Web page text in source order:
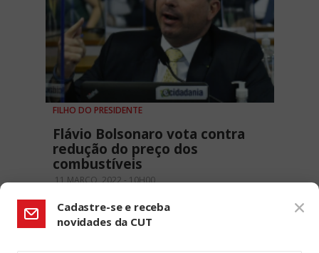
FILHO DO PRESIDENTE
Flávio Bolsonaro vota contra
redução do preço dos
combustíveis
11 MARÇO, 2022 - 10H00
Cadastre-se e receba
novidades da CUT